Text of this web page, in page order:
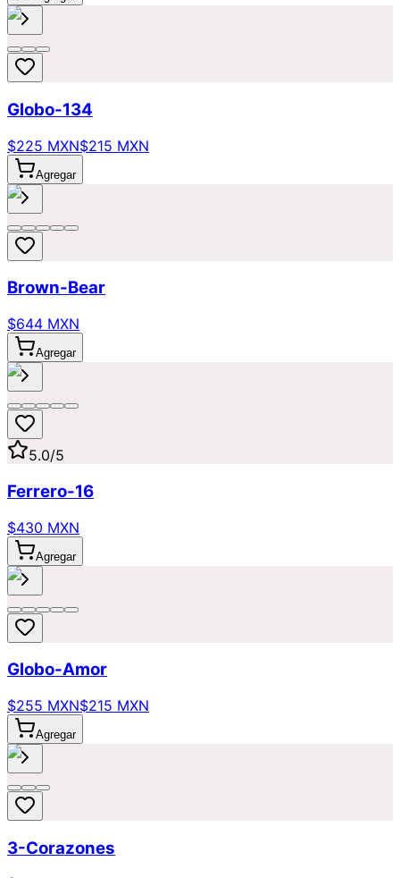
Globo-134
$225 MXN$215 MXN
Agregar
Brown-Bear
$644 MXN
Agregar
5.0/5
Ferrero-16
$430 MXN
Agregar
Globo-Amor
$255 MXN$215 MXN
Agregar
3-Corazones